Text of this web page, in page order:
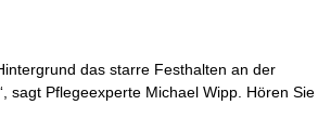
das starre Festhalten an der
sagt Pflegeexperte Michael Wipp. Hören Sie